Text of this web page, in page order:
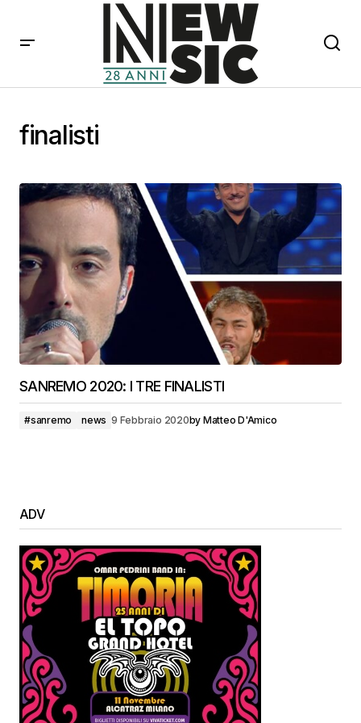
finalisti
SANREMO 2020: I TRE FINALISTI
#sanremo news 9 Febbraio 2020by Matteo D'Amico
ADV